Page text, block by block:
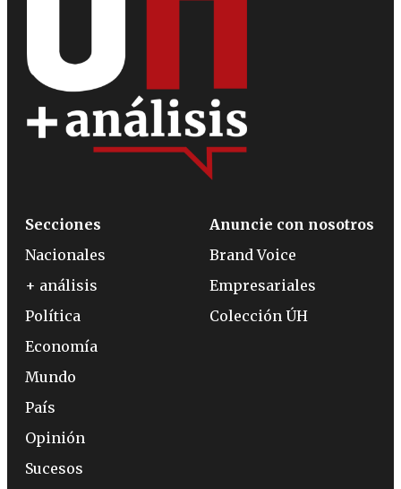
Secciones
Nacionales
+ análisis
Política
Economía
Mundo
País
Opinión
Sucesos
Anuncie con nosotros
Brand Voice
Empresariales
Colección ÚH